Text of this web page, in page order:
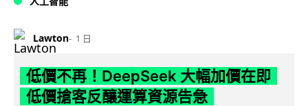
Lawton 1 日
低價不再！DeepSeek 大幅加價在即
低價搶客反釀運算資源告急